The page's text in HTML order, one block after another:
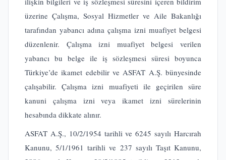
üzerine Çalışma, Sosyal Hizmetler ve Aile Bakanlığı
tarafından yabancı adına çalışma izni muafiyet belgesi
düzenlenir. Çalışma izni muafiyet belgesi verilen
yabancı bu belge ile iş sözleşmesi süresi boyunca
Türkiye’de ikamet edebilir ve ASFAT A.Ş. bünyesinde
çalışabilir. Çalışma izni muafiyeti ile geçirilen süre
kanuni çalışma izni veya ikamet izni sürelerinin
hesabında dikkate alınır.
ASFAT A.Ş., 10/2/1954 tarihli ve 6245 sayılı Harcırah
Kanunu, 5/1/1961 tarihli ve 237 sayılı Taşıt Kanunu,